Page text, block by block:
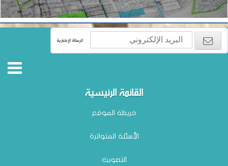
الرسالة الإخبارية
القائمة الرئيسية
خريطة الموقع
الأسئلة المتواترة
التصويت